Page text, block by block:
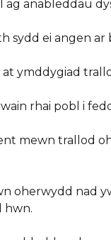
ag anableddau
sydd ei angen
ymddygiad
rhai pobl i
mewn trallod
oherwydd nad
hwn.